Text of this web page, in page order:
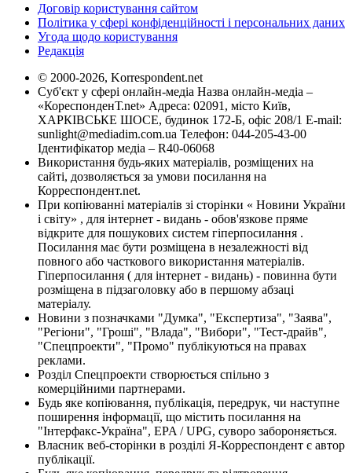
Договір користування сайтом
Політика у сфері конфіденційності і персональних даних
Угода щодо користування
Редакція
© 2000-2026, Korrespondent.net
Суб'єкт у сфері онлайн-медіа Назва онлайн-медіа –
«КореспонденТ.net» Адреса: 02091, місто Київ,
ХАРКІВСЬКЕ ШОСЕ, будинок 172-Б, офіс 208/1 E-mail:
sunlight@mediadim.com.ua Телефон: 044-205-43-00
Ідентифікатор медіа – R40-06068
Використання будь-яких матеріалів, розміщених на
сайті, дозволяється за умови посилання на
Корреспондент.net.
При копіюванні матеріалів зі сторінки « Новини України
і світу» , для інтернет - видань - обов'язкове пряме
відкрите для пошукових систем гіперпосилання .
Посилання має бути розміщена в незалежності від
повного або часткового використання матеріалів.
Гіперпосилання ( для інтернет - видань) - повинна бути
розміщена в підзаголовку або в першому абзаці
матеріалу.
Новини з позначками "Думка", "Експертиза", "Заява",
"Регіони", "Гроші", "Влада", "Вибори", "Тест-драйв",
"Спецпроекти", "Промо" публікуються на правах
реклами.
Розділ Спецпроекти створюється спільно з
комерційними партнерами.
Будь яке копіювання, публікація, передрук, чи наступне
поширення інформації, що містить посилання на
"Інтерфакс-Україна", EPA / UPG, суворо забороняється.
Власник веб-сторінки в розділі Я-Корреспондент є автор
публікації.